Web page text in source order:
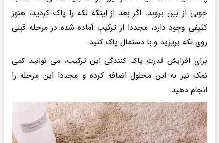
خوبی از بین بروند. اگر بعد از اینکه لکه را پاک کردید، هنوز
کثیفی وجود دارد، مجددا از ترکیب آماده شده در مرحله قبلی
روی لکه بریزید و با دستمال پاک کنید.
برای افزایش قدرت پاک کنندگی این ترکیب، می توانید کمی
نمک نیز به این محلول اضافه کرده و مجددا این مرحله را
انجام دهید.